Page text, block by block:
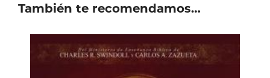
También te recomendamos…